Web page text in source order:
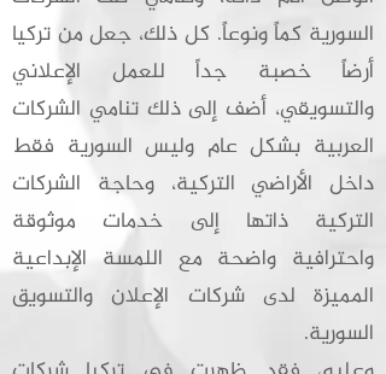
السورية كماً ونوعاً. كل ذلك، جعل من تركيا
أرضاً خصبة جداً للعمل الإعلاني
والتسويقي، أضف إلى ذلك تنامي الشركات
العربية بشكل عام وليس السورية فقط
داخل الأراضي التركية، وحاجة الشركات
التركية ذاتها إلى خدمات موثوقة
واحترافية واضحة مع اللمسة الإبداعية
المميزة لدى شركات الإعلان والتسويق
السورية.